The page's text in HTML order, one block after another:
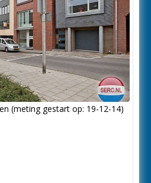
(meting gestart op: 19-12-14)